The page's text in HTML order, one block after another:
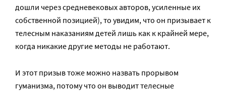
дошли через средневековых авторов, усиленные их
собственной позицией), то увидим, что он призывает к
телесным наказаниям детей лишь как к крайней мере,
когда никакие другие методы не работают.
И этот призыв тоже можно назвать прорывом
гуманизма, потому что он выводит телесные